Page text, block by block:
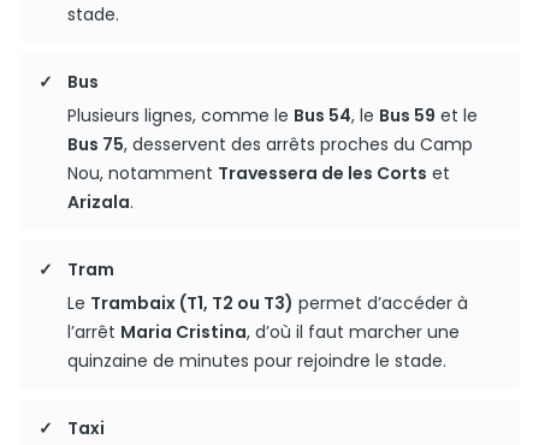
stade.
Bus
Plusieurs lignes, comme le Bus 54, le Bus 59 et le
Bus 75, desservent des arrêts proches du Camp
Nou, notamment Travessera de les Corts et
Arizala.
Tram
Le Trambaix (T1, T2 ou T3) permet d’accéder à
l’arrêt Maria Cristina, d’où il faut marcher une
quinzaine de minutes pour rejoindre le stade.
Taxi